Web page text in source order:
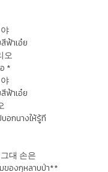
ฟ้าเอ๋ย
오
*
ฟ้าเอ๋ย
บอกนางให้รู้ที
대 손은
ของกุหลาบป่า**